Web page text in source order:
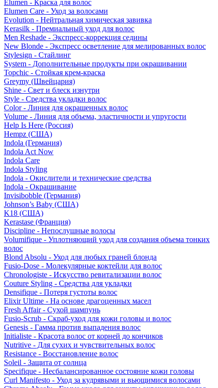
Elumen - Краска для волос
Elumen Care - Уход за волосами
Evolution - Нейтральная химическая завивка
Kerasilk - Премиальный уход для волос
Men Reshade - Экспресс-коррекция седины
New Blonde - Экспресс осветление для мелированных волос
Stylesign - Стайлинг
System - Дополнительные продукты при окрашивании
Topchic - Стойкая крем-краска
Greymy (Швейцария)
Shine - Свет и блеск изнутри
Style - Средства укладки волос
Color - Линия для окрашенных волос
Volume - Линия для объема, эластичности и упругости
Help Is Here (Россия)
Hempz (США)
Indola (Германия)
Indola Act Now
Indola Care
Indola Styling
Indola - Окислители и технические средства
Indola - Окрашивание
Invisibobble (Германия)
Johnson’s Baby (США)
K18 (США)
Kerastase (Франция)
Discipline - Непослушные волосы
Volumifique - Уплотняющий уход для создания объема тонких
волос
Blond Absolu - Уход для любых граней блонда
Fusio-Dose - Молекулярные коктейли для волос
Chronologiste - Искусство ревитализации волос
Couture Styling - Средства для укладки
Densifique - Потеря густоты волос
Elixir Ultime - На основе драгоценных масел
Fresh Affair - Сухой шампунь
Fusio-Scrub - Скраб-уход для кожи головы и волос
Genesis - Гамма против выпадения волос
Initialiste - Красота волос от корней до кончиков
Nutritive - Для сухих и чувствительных волос
Resistance - Восстановление волос
Soleil - Защита от солнца
Specifique - Несбалансированное состояние кожи головы
Curl Manifesto - Уход за кудрявыми и вьющимися волосами